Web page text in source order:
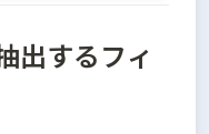
出するフィ